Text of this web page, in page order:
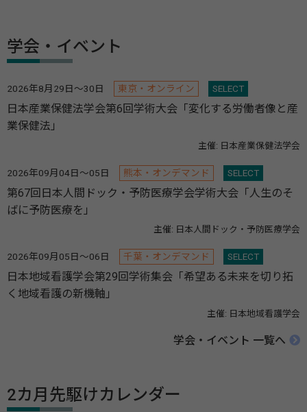
学会・イベント
2026年8月29日～30日 東京・オンライン SELECT
日本産業保健法学会第6回学術大会「変化する労働者像と産
業保健法」
主催: 日本産業保健法学会
2026年09月04日～05日 熊本・オンデマンド SELECT
第67回日本人間ドック・予防医療学会学術大会「人生のそ
ばに予防医療を」
主催: 日本人間ドック・予防医療学会
2026年09月05日～06日 千葉・オンデマンド SELECT
日本地域看護学会第29回学術集会「希望ある未来を切り拓
く地域看護の新機軸」
主催: 日本地域看護学会
学会・イベント 一覧へ
2カ月先駆けカレンダー